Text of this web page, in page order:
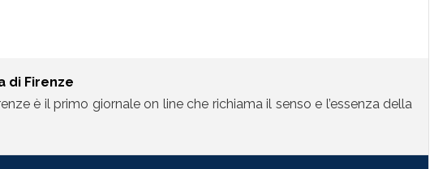
di Firenze
è il primo giornale on line che richiama il senso e l’essenza della